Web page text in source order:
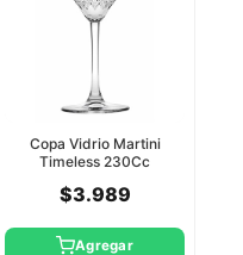
Copa Vidrio Martini
Timeless 230Cc
$3.989
Agregar